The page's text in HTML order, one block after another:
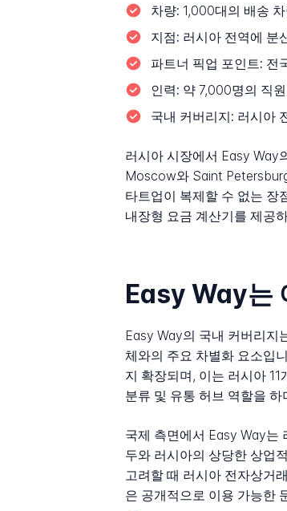
차량: 1,000대의 배송
지점: 러시아 전역에 분
파트너 픽업 포인트: 전
인력: 약 7,000명의 직원
국내 커버리지: 러시아
러시아 시장에서 Easy Way
Moscow와 Saint
타트업이 복제할 수 없는 장
내장형 요금 계산기를 제공
Easy Way는
Easy Way의 국내 커버리지
체와의 주요 차별화 요소입
지 확장되며, 이는 러시아
분류 및 유통 허브 역할을
국제 측면에서 Easy Way는
두와 러시아의 상당한 상업
고려할 때 러시아 전자상거
은 공개적으로 이용 가능한